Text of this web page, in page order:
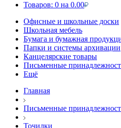
Товаров: 0 на 0.00
Офисные и школьные доски
Школьная мебель
Бумага и бумажная
Папки и системы архивации
Канцелярские товары
Письменные
Ещё
Главная
Письменные
Точилки